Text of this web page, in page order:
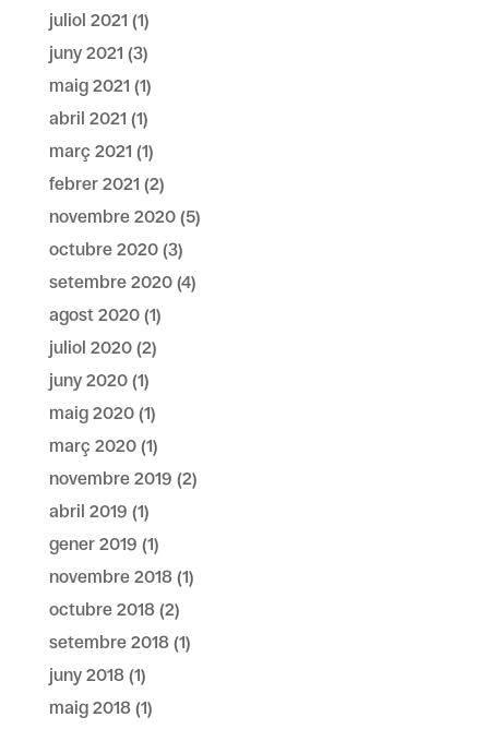
juliol 2021 (1)
juny 2021 (3)
maig 2021 (1)
abril 2021 (1)
març 2021 (1)
febrer 2021 (2)
novembre 2020(5)
octubre 2020(3)
setembre 2020(4)
agost 2020(1)
juliol 2020(2)
juny 2020(1)
maig 2020(1)
març 2020(1)
novembre 2019 (2)
abril 2019 (1)
gener 2019 (1)
novembre 2018(1)
octubre 2018(2)
setembre 2018(1)
juny 2018(1)
maig 2018(1)